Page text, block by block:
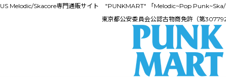
US Melodic/Skacore専門通販サイト "PUNKMART" 「Melodic~Pop Punk~Ska/
東京都公安委員会公認古物商免許（第